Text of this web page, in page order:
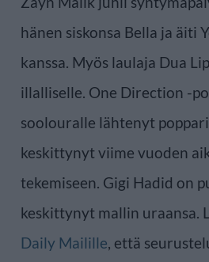
hänen siskonsa Bella ja äiti
kanssa. Myös laulaja Dua
illalliselle. One Direction -
soolouralle lähtenyt
keskittynyt viime vuoden
tekemiseen. Gigi Hadid on
keskittynyt mallin uraansa.
Daily Mailille, että